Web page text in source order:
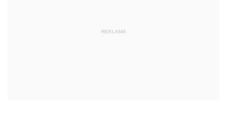
REKLAMA